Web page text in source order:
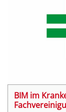
BIM im